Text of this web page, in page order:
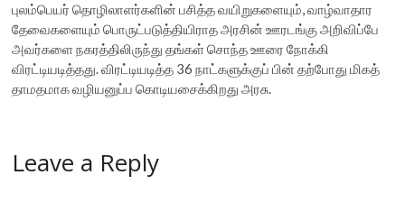
புலம்பெயர் தொழிலாளர்களின் பசித்த வயிறுகளையும், வாழ்வாதார
தேவைகளையும் பொருட்படுத்தியிராத அரசின் ஊரடங்கு அறிவிப்பே
அவர்களை நகரத்திலிருந்து தங்கள் சொந்த ஊரை நோக்கி
விரட்டியடித்தது. விரட்டியடித்த 36 நாட்களுக்குப் பின் தற்போது மிகத்
தாமதமாக வழியனுப்ப கொடியசைக்கிறது அரசு.
Leave a Reply